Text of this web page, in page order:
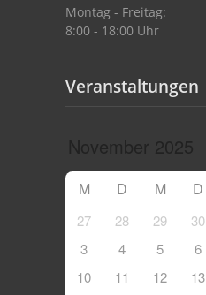
Montag - Freitag:
8:00 - 18:00 Uhr
Veranstaltungen
M D M D
27 28 29 30
3
4 5 6
10
11 12 13